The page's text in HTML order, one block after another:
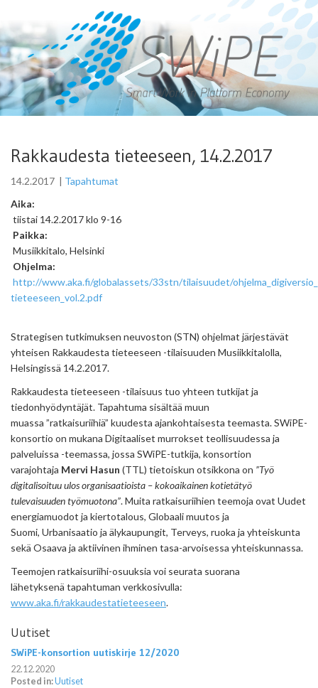
Rakkaudesta tieteeseen, 14.2.2017
14.2.2017 | Tapahtumat
Aika:
tiistai 14.2.2017 klo 9-16
Paikka:
Musiikkitalo, Helsinki
Ohjelma:
http://www.aka.fi/globalassets/33stn/tilaisuudet/
tieteeseen_vol.2.pdf
Strategisen tutkimuksen neuvoston (STN) ohjelmat järjestävät
yhteisen Rakkaudesta tieteeseen -tilaisuuden Musiikkitalolla,
Helsingissä 14.2.2017.
Rakkaudesta tieteeseen -tilaisuus tuo yhteen tutkijat ja
tiedonhyödyntäjät. Tapahtuma sisältää muun
muassa ”ratkaisuriihiä” kuudesta ajankohtaisesta teemasta. SWiPE-
konsortio on mukana Digitaaliset murrokset teollisuudessa ja
palveluissa -teemassa, jossa SWiPE-tutkija, konsortion
varajohtaja Mervi Hasun (TTL) tietoiskun otsikkona on ”Työ
digitalisoituu ulos organisaatioista – kokoaikainen kotietätyö
tulevaisuuden työmuotona”. Muita ratkaisuriihien teemoja ovat Uudet
energiamuodot ja kiertotalous, Globaali muutos ja
Suomi, Urbanisaatio ja älykaupungit, Terveys, ruoka ja yhteiskunta
sekä Osaava ja aktiivinen ihminen tasa-arvoisessa yhteiskunnassa.
Teemojen ratkaisuriihi-osuuksia voi seurata suorana
lähetyksenä tapahtuman verkkosivulla:
www.aka.fi/rakkaudestatieteeseen.
Uutiset
SWiPE-konsortion uutiskirje 12/2020
22.12.2020
Posted in:Uutiset